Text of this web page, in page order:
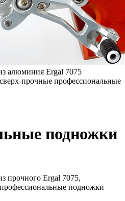
алюминия Ergal 7075
прочные профессиональные
подножки
прочного Ergal 7075,
подножки